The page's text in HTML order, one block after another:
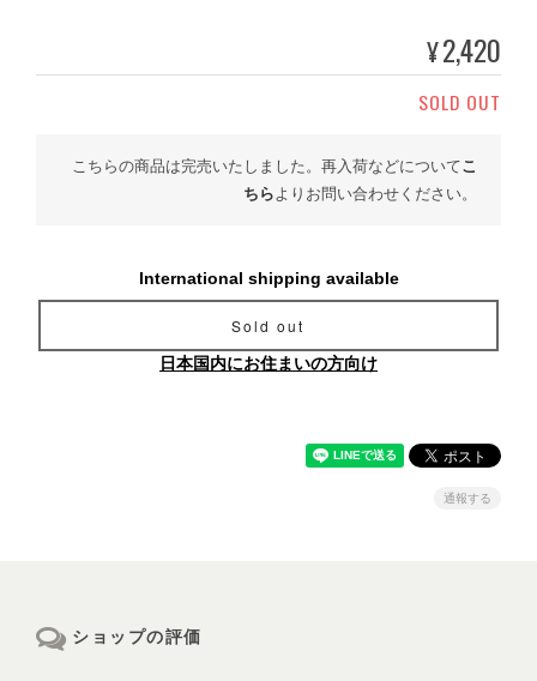
¥2,420
SOLD OUT
こちらの商品は完売いたしました。再入荷などについてこ
ちらよりお問い合わせください。
International shipping available
Sold out
日本国内にお住まいの方向け
通報する
ショップの評価